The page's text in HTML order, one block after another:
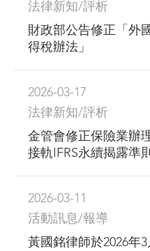
法律新知/評析
財政部公告修正「外
得稅辦法」
2026-03-17
法律新知/評析
金管會修正保險業辦
接軌IFRS永續揭露準則
2026-03-11
活動訊息/報導
黃國銘律師於2026年